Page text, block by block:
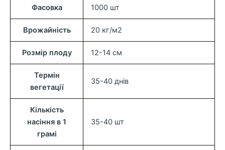
Фасовка 1000 шт
Врожайність 20 кг/м2
Розмір плоду 12-14 см
Термін
вегетації
35-40 днів
Кількість
насіння в 1
грамі
35-40 шт